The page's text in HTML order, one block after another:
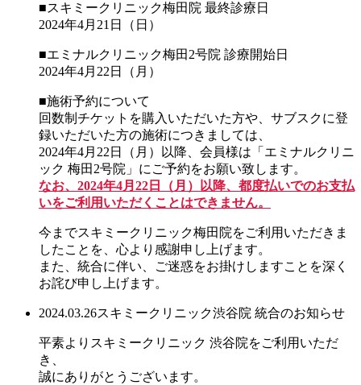
■スキミークリニック梅田院 最終診療日
2024年4月21日（日）
■エミナルクリニック梅田2号院 診療開始日
2024年4月22日（月）
■施術予約について
回数制チケットを購入いただいた方や、サブスクに登
録いただいた方の施術につきましては、
2024年4月22日（月）以降、会員様は「エミナルクリニ
ック 梅田2号院」にご予約をお願い致します。
なお、2024年4月22日（月）以降、都度払いでのお支払
いをご利用いただくことはできません。
今までスキミークリニック梅田院をご利用いただきま
したことを、心より感謝申し上げます。
また、統合に伴い、ご迷惑をお掛けしますことを深く
お詫び申し上げます。
2024.03.26スキミークリニック渋谷院 統合のお知らせ
平素よりスキミークリニック 渋谷院をご利用いただ
き、
誠にありがとうございます。